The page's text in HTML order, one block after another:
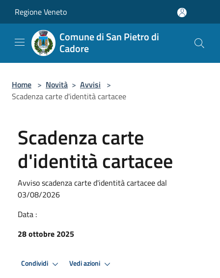
Regione Veneto
Comune di San Pietro di
Cadore
Home > Novità > Avvisi >
Scadenza carte d'identità cartacee
Scadenza carte
d'identità cartacee
Avviso scadenza carte d'identità cartacee dal
03/08/2026
Data :
28 ottobre 2025
Condividi Vedi azioni